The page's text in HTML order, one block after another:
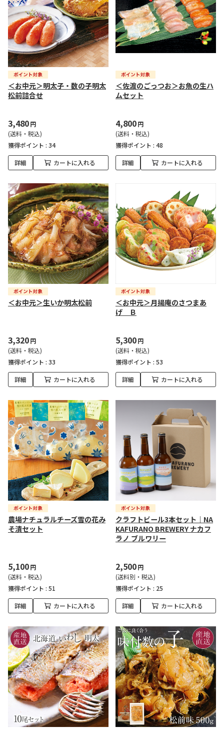
＜お中元＞明太子・数の子明太
松前詰合せ
3,480円
(送料・税込)
獲得ポイント : 34
詳細 カートに入れる
＜佐渡のごっつお＞お魚の生ハ
ムセット
4,800円
(送料・税込)
獲得ポイント : 48
詳細 カートに入れる
＜お中元＞生いか明太松前
3,320円
(送料・税込)
獲得ポイント : 33
詳細 カートに入れる
＜お中元＞月揚庵のさつまあ
げ Ｂ
5,300円
(送料・税込)
獲得ポイント : 53
詳細 カートに入れる
農場ナチュラルチーズ雪の花み
そ漬セット
5,100円
(送料・税込)
獲得ポイント : 51
詳細 カートに入れる
クラフトビール3本セット｜NA
KAFURANO BREWERY ナカフ
ラノ ブルワリー
2,500円
(送料別・税込)
獲得ポイント : 25
詳細 カートに入れる